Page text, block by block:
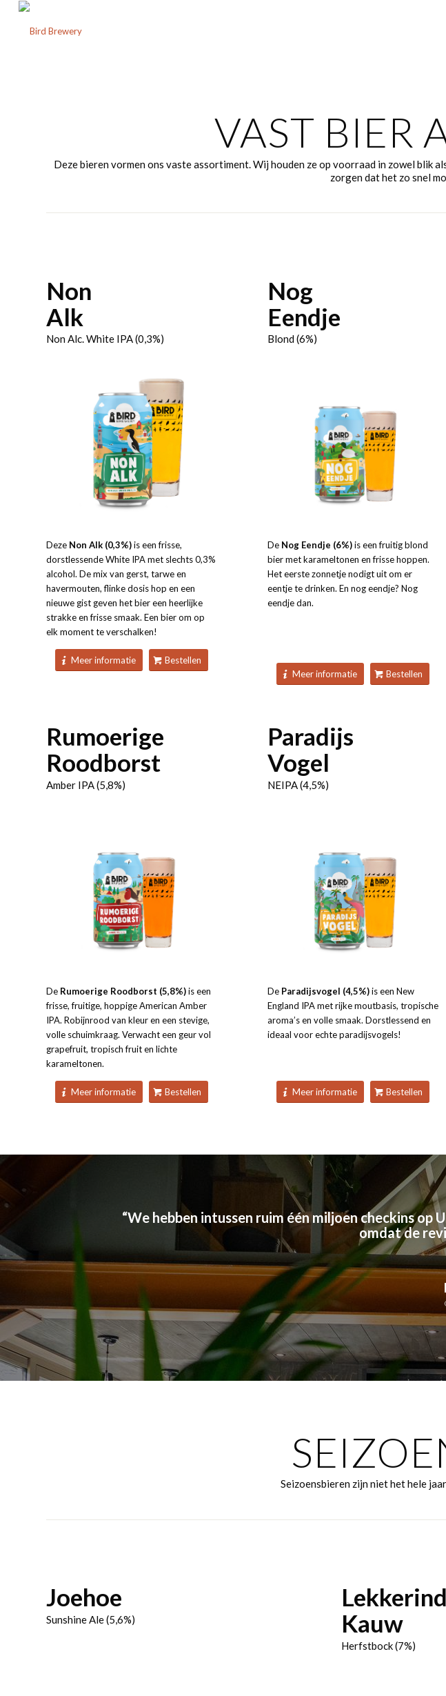
VAST BIER
Deze bieren vormen ons vaste assortiment. Wij houden ze op voorraad in zowel blik
zorgen dat het zo snel
Non
Alk
Non Alc. White IPA (0,3%)
Deze Non Alk (0,3%)is een frisse,
dorstlessende White IPA met slechts 0,3%
alcohol. De mix van gerst, tarwe en
havermouten, flinke dosis hop en een
nieuwe gist geven het bier een heerlijke
strakke en frisse smaak. Een bier om op
elk moment te verschalken!
Meer informatie Bestellen
Nog
Eendje
Blond (6%)
De Nog Eendje (6%)is een fruitig blond
bier met karameltonen en frisse hoppen.
Het eerste zonnetje nodigt uit om er
eentje te drinken. En nog eendje? Nog
eendje dan.
Meer informatie Bestellen
Rumoerige
Roodborst
Amber IPA (5,8%)
De Rumoerige Roodborst (5,8%)is een
frisse, fruitige, hoppige American Amber
IPA. Robijnrood van kleur en een stevige,
volle schuimkraag. Verwacht een geur vol
grapefruit, tropisch fruit en lichte
karameltonen.
Meer informatie Bestellen
Paradijs
Vogel
NEIPA (4,5%)
De Paradijsvogel (4,5%)is een New
England IPA met rijke moutbasis, tropische
aroma’s en volle smaak. Dorstlessend en
ideaal voor echte paradijsvogels!
Meer informatie Bestellen
“We hebben intussen ruim één miljoen checkins op
omdat de
Seizoensbieren zijn niet het hele
Joehoe
Sunshine Ale (5,6%)
Kauw
Herfstbock (7%)